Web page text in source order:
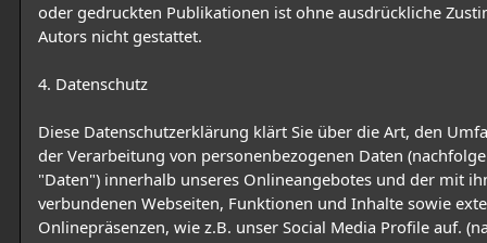
oder gedruckten Publikationen ist ohne ausdrückliche
Autors nicht gestattet.
4. Datenschutz
Diese Datenschutzerklärung klärt Sie über die Art, den
der Verarbeitung von personenbezogenen Daten
"Daten") innerhalb unseres Onlineangebotes und der mit
verbundenen Webseiten, Funktionen und Inhalte sowie
Onlinepräsenzen, wie z.B. unser Social Media Profile auf.